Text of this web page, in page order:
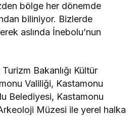
bölge her dönemde
biliniyor. Bizlerde
aslında İnebolu’nun
Bakanlığı Kültür
Valiliği, Kastamonu
Belediyesi, Kastamonu
Müzesi ile yerel halka